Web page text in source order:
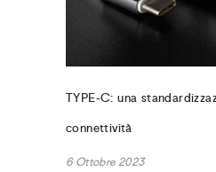
TYPE-C: una
connettività
6 Ottobre 2023